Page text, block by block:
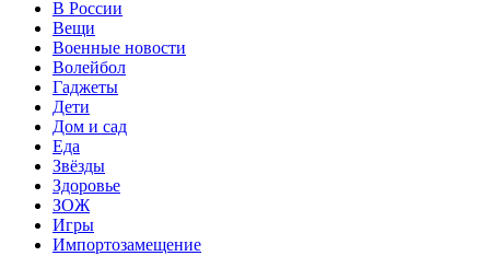
В России
Вещи
Военные новости
Волейбол
Гаджеты
Дети
Дом и сад
Еда
Звёзды
Здоровье
ЗОЖ
Игры
Импортозамещение